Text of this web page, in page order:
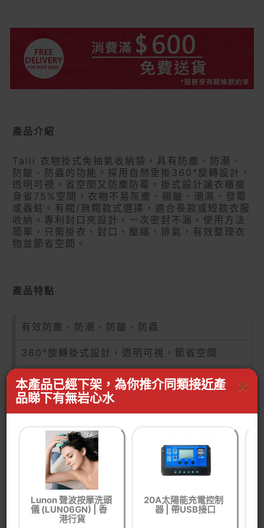
產品介紹
Taili 衣物掛式免抽氣收納袋，具有防塵、防潮、
防皺、防蟲的功能。採用自然垂掛360°旋轉設計，
透明可視，省空間又防塵防霉。掛式設計讓衣櫃瘦
身省75%空間，衣物不易灰塵、褶皺、潮濕、發霉
或蟲蛀。有閥/無閥款式選擇，適合長款或短款衣服
收納。專利封口夾設計，一次密封不漏。使用方法
簡單，只需掛衣、封口、壓縮、排氣，有效整理衣
物並節省空間。
產品特點
有效防塵、防潮、防皺、防蟲
360°旋轉掛式設計，透明可視，節省空間
創新多孔掛環設計，可以在收納袋上垂直掛上多
件衣服收納
專利封口夾設計，一次密封不漏
防滑卡點設計，便捷開啟，有效防止封口夾丟失
壓縮袋拉鏈朝內側壓縮，收納效果更佳
使用方法簡單，只需掛衣、封口、壓縮、排氣，
×
本產品已經下架，為你推介同類接近產
品睇下有無岩心水
Lunon 聲波按摩洗頭
儀 (LUN06GN) | 香
港行貨
20A太陽能充電控制
器 | 帶USB接口